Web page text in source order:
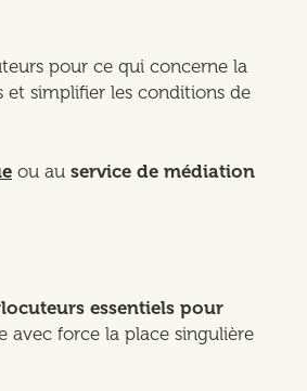
pour ce qui concerne la
et simplifier les conditions de
ou au service de médiation
essentiels pour
avec force la place singulière